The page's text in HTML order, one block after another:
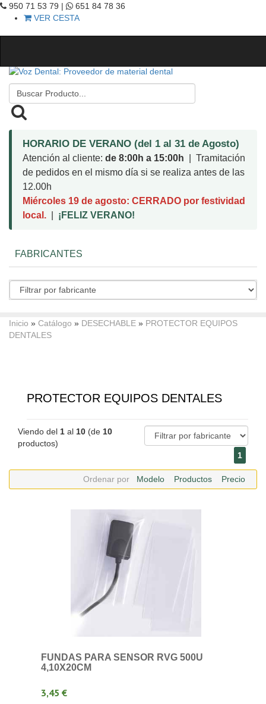
950 71 53 79 |
651 84 78 36
VER CESTA
HORARIO DE VERANO (del 1 al 31 de Agosto)
Atención al cliente: de 8:00h a 15:00h | Tramitación
de pedidos en el mismo día si se realiza antes de las
12.00h
Miércoles 19 de agosto: CERRADO por festividad
local.
¡FELIZ VERANO!
FABRICANTES
Inicio » Catálogo » DESECHABLE » PROTECTOR EQUIPOS
DENTALES
PROTECTOR EQUIPOS DENTALES
Viendo del 1 al 10 (de 10
productos)
1
Ordenar por Modelo Productos Precio
FUNDAS PARA SENSOR RVG 500U
4,10X20CM
3,45 €